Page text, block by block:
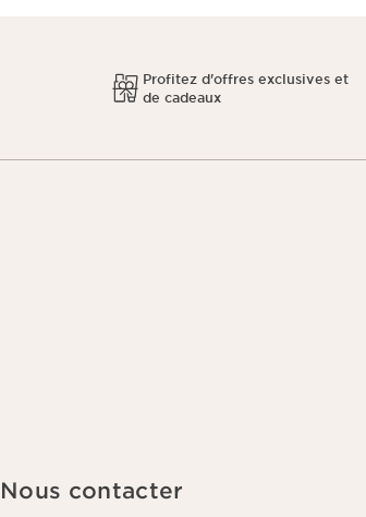
Profitez d'offres exclusives et
de cadeaux
Nous contacter